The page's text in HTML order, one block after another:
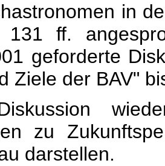
in
131 ff.
geforderte
Ziele der BAV"
zu
darstellen.